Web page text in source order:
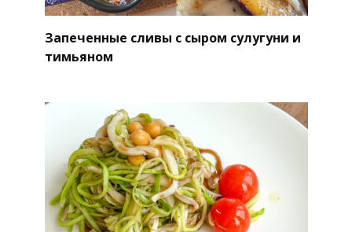
Запеченные сливы с сыром сулугуни и
тимьяном